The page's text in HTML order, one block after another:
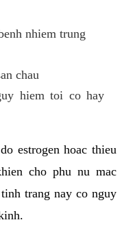
nhiem trung
chau
hiem toi co hay
estrogen hoac thieu
cho phu nu mac
trang nay co nguy